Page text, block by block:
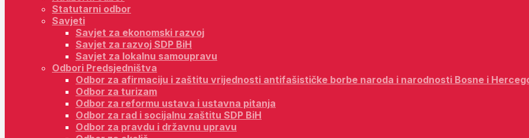
Statutarni odbor
Savjeti
Savjet za ekonomski razvoj
Savjet za razvoj SDP BiH
Savjet za lokalnu samoupravu
Odbori Predsjedništva
Odbor za afirmaciju i zaštitu vrijednosti antifašističke borbe naroda i narodnosti Bosne i
Odbor za turizam
Odbor za reformu ustava i ustavna pitanja
Odbor za rad i socijalnu zaštitu SDP BiH
Odbor za pravdu i državnu upravu